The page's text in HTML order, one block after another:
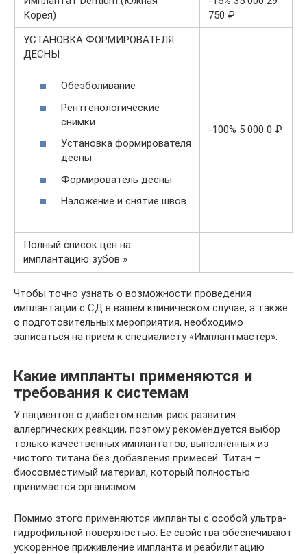
Корея)
750 ₽
УСТАНОВКА ФОРМИРОВАТЕЛЯ
ДЕСНЫ
Обезболивание
Рентгенологические
снимки
Установка формирователя
десны
Формирователь десны
Наложение и снятие швов
-100% 5 000 0 ₽
Полный список цен на
имплантацию зубов »
Чтобы точно узнать о возможности проведения
имплантации с СД в вашем клиническом случае, а также
о подготовительных мероприятия, необходимо
записаться на прием к специалисту «Имплантмастер».
Какие импланты применяются и
требования к системам
У пациентов с диабетом велик риск развития
аллергических реакций, поэтому рекомендуется выбор
только качественных имплантатов, выполненных из
чистого титана без добавления примесей. Титан –
биосовместимый материал, который полностью
принимается организмом.
Помимо этого применяются импланты с особой ультра-
гидрофильной поверхностью. Ее свойства обеспечивают
ускоренное приживление импланта и реабилитацию